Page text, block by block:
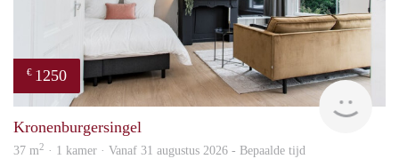
€ 1250
Kronenburgersingel
37 m2 · 1 kamer · Vanaf 31 augustus 2026 - Bepaalde tijd